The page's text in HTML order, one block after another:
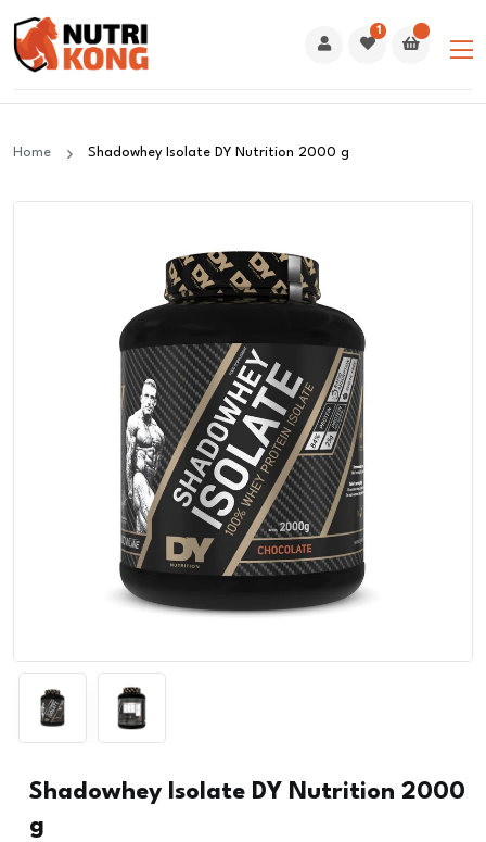
1
Home Shadowhey Isolate DY Nutrition 2000 g
Shadowhey Isolate DY Nutrition 2000
g